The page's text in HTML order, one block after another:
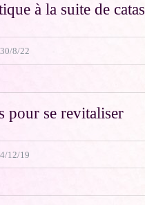
à la suite de
8/22
pour se revitaliser
12/19